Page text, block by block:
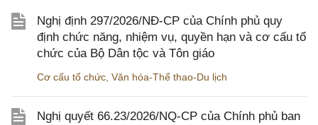
Nghị định 297/2026/NĐ-CP của Chính phủ quy
định chức năng, nhiệm vụ, quyền hạn và cơ cấu tổ
chức của Bộ Dân tộc và Tôn giáo
Cơ cấu tổ chức Văn hóa-Thể thao-Du lịch
Nghị quyết 66.23/2026/NQ-CP của Chính phủ ban